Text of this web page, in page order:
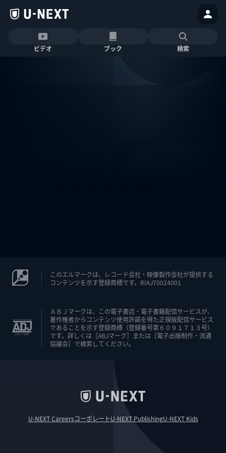
ビデオ ブック 検索
このエルマークは、レコード会社・映像製作会社が提供する
コンテンツを示す登録商標です。RIAJ70024001
ＡＢＪマークは、この電子書店・電子書籍配信サービスが、
著作権者からコンテンツ使用許諾を得た正規版配信サービス
であることを示す登録商標（登録番号第６０９１７１３号）
です。詳しくは［ABJマーク］または［電子出版制作・流通
協議会］で検索してください。
U-NEXT CareersコーポレートU-NEXT PublishingU-NEXT Kids